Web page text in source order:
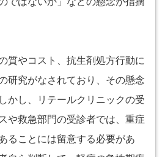
質やコスト、抗生剤処方行動に
研究がなされており、その懸念
かし、リテールクリニックの受
や救急部門の受診者では、重症
ることには留意する必要があ